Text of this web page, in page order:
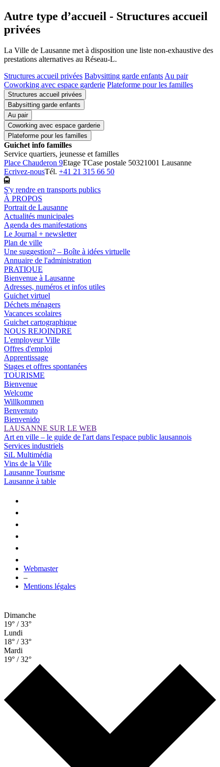
Autre type d’accueil - Structures accueil
privées
La Ville de Lausanne met à disposition une liste non-exhaustive des
prestations alternatives au Réseau-L.
Structures accueil privées Babysitting garde enfants Au pair
Coworking avec espace garderie Plateforme pour les familles
Structures accueil privées
Babysitting garde enfants
Au pair
Coworking avec espace garderie
Plateforme pour les familles
Guichet info familles
Service quartiers, jeunesse et familles
Place Chauderon 9Etage TCase postale 50321001 Lausanne
Ecrivez-nousTél. +41 21 315 66 50
S'y rendre en transports publics
À PROPOS
Portrait de Lausanne
Actualités municipales
Agenda des manifestations
Le Journal + newsletter
Plan de ville
Une suggestion? – Boîte à idées virtuelle
Annuaire de l'administration
PRATIQUE
Bienvenue à Lausanne
Adresses, numéros et infos utiles
Guichet virtuel
Déchets ménagers
Vacances scolaires
Guichet cartographique
NOUS REJOINDRE
L'employeur Ville
Offres d'emploi
Apprentissage
Stages et offres spontanées
TOURISME
Bienvenue
Welcome
Willkommen
Benvenuto
Bienvenido
LAUSANNE SUR LE WEB
Art en ville – le guide de l'art dans l'espace public lausannois
Services industriels
SiL Multimédia
Vins de la Ville
Lausanne Tourisme
Lausanne à table
Webmaster
–
Mentions légales
Dimanche
19° / 33°
Lundi
18° / 33°
Mardi
19° / 32°